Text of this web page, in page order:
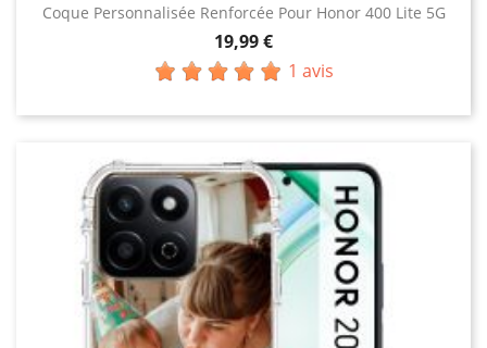
Coque Personnalisée Renforcée Pour Honor 400 Lite 5G
Prix
19,99 €
1 avis